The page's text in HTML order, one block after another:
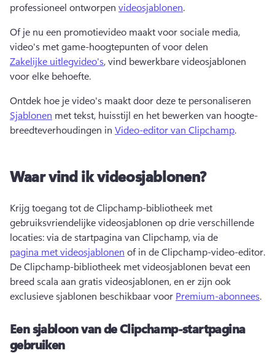
professioneel ontworpen videosjablonen.
Of je nu een promotievideo maakt voor sociale media,
video's met game-hoogtepunten of voor delen
Zakelijke uitlegvideo's, vind bewerkbare videosjablonen
voor elke behoefte.
Ontdek hoe je video's maakt door deze te personaliseren
Sjablonen met tekst, huisstijl en het bewerken van hoogte-
breedteverhoudingen in Video-editor van Clipchamp.
Waar vind ik videosjablonen?
Krijg toegang tot de Clipchamp-bibliotheek met
gebruiksvriendelijke videosjablonen op drie verschillende
locaties: via de startpagina van Clipchamp, via de
pagina met videosjablonen
De Clipchamp-bibliotheek met videosjablonen bevat een
breed scala aan gratis videosjablonen, en er zijn ook
exclusieve sjablonen beschikbaar voor Premium-abonnees.
Een sjabloon van de Clipchamp-startpagina
gebruiken